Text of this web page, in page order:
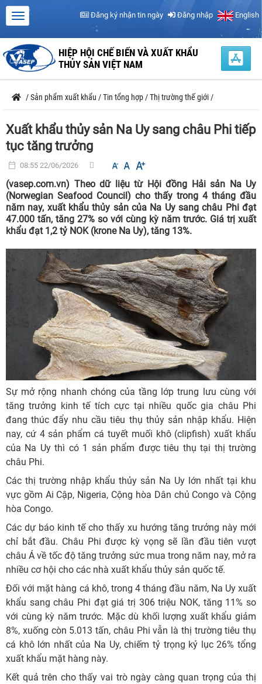
Đăng ký nhận tin ngày Đăng nhập English
HIỆP HỘI CHẾ BIẾN VÀ XUẤT KHẨU
THỦY SẢN VIỆT NAM
/Sản phẩm xuất khẩu /Tin tổng hợp /Thị trường thế giới /
Xuất khẩu thủy sản Na Uy sang châu Phi tiếp
tục tăng trưởng
08:55 22/06/2026
(vasep.com.vn) Theo dữ liệu từ Hội đồng Hải sản Na Uy
(Norwegian Seafood Council) cho thấy trong 4 tháng đầu
năm nay, xuất khẩu thủy sản của Na Uy sang châu Phi đạt
47.000 tấn, tăng 27% so với cùng kỳ năm trước. Giá trị xuất
khẩu đạt 1,2 tỷ NOK (krone Na Uy), tăng 13%.
Sự mở rộng nhanh chóng của tầng lớp trung lưu cùng với
tăng trưởng kinh tế tích cực tại nhiều quốc gia châu Phi
đang thúc đẩy nhu cầu tiêu thụ thủy sản nhập khẩu. Hiện
nay, cứ 4 sản phẩm cá tuyết muối khô (clipfish) xuất khẩu
của Na Uy thì có 1 sản phẩm được tiêu thụ tại thị trường
châu Phi.
Các thị trường nhập khẩu thủy sản Na Uy lớn nhất tại khu
vực gồm Ai Cập, Nigeria, Cộng hòa Dân chủ Congo và Cộng
hòa Congo.
Các dự báo kinh tế cho thấy xu hướng tăng trưởng này mới
chỉ bắt đầu. Châu Phi được kỳ vọng sẽ lần đầu tiên vượt
châu Á về tốc độ tăng trưởng sức mua trong năm nay, mở ra
nhiều cơ hội cho các nhà xuất khẩu thủy sản quốc tế.
Đối với mặt hàng cá khô, trong 4 tháng đầu năm, Na Uy xuất
khẩu sang châu Phi đạt giá trị 306 triệu NOK, tăng 11% so
với cùng kỳ năm trước. Mặc dù khối lượng xuất khẩu giảm
8%, xuống còn 5.013 tấn, châu Phi vẫn là thị trường tiêu thụ
cá khô lớn nhất của Na Uy, chiếm tỷ trọng kỷ lục 26% tổng
xuất khẩu mặt hàng này.
Kết quả trên cho thấy vai trò ngày càng quan trọng của thị